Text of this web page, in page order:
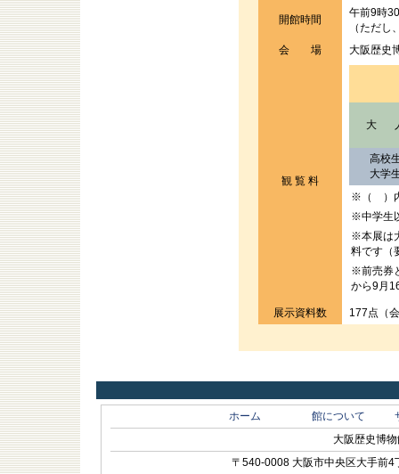
開館時間
午前9時
（ただ
会 場
大阪歴
観 覧 料
大
高校
大学
※（ ）内
※中学生
※本展は
料です（
※前売券
から9月
展示資料数 177点（
ホーム 館について
大阪歴史博
〒540-0008 大阪市中央区大手